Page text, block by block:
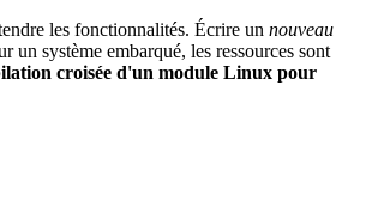
les fonctionnalités. Écrire un nouveau
un système embarqué, les ressources sont
croisée d'un module Linux pour